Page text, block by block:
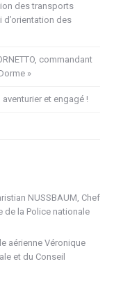
des transports
d’orientation des
commandant
»
et engagé !
NUSSBAUM, Chef
de la Police nationale
aérienne Véronique
et du Conseil